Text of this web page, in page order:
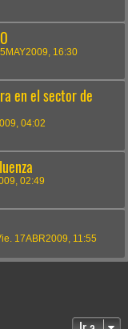
16:30
en el sector de
04:02
02:49
17ABR2009, 11:55